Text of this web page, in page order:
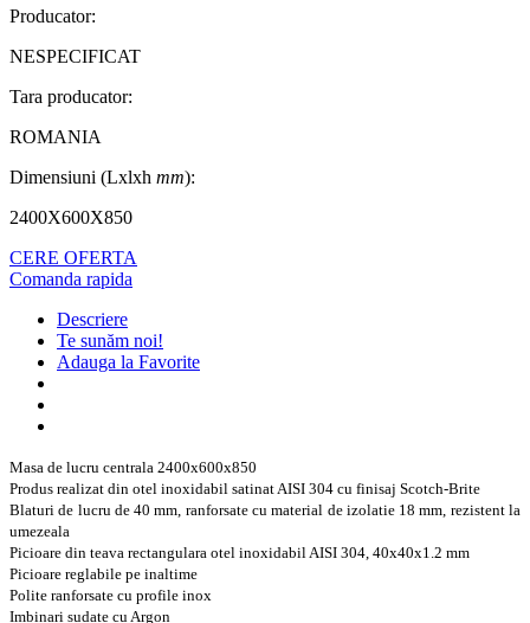
Producator:
NESPECIFICAT
Tara producator:
ROMANIA
Dimensiuni (Lxlxh mm):
2400X600X850
CERE OFERTA
Comanda rapida
Descriere
Te sunăm noi!
Adauga la Favorite
Masa de lucru centrala 2400x600x850
Produs realizat din otel inoxidabil satinat AISI 304 cu finisaj Scotch-Brite
Blaturi de lucru de 40 mm, ranforsate cu material de izolatie 18 mm, rezistent la
umezeala
Picioare din teava rectangulara otel inoxidabil AISI 304, 40x40x1.2 mm
Picioare reglabile pe inaltime
Polite ranforsate cu profile inox
Imbinari sudate cu Argon